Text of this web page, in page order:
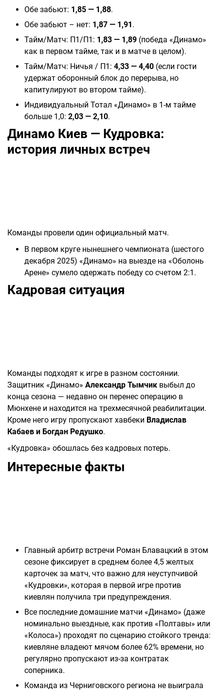
Обе забьют: 1,85 — 1,88.
Обе забьют – нет: 1,87 — 1,91.
Тайм/Матч: П1/П1: 1,83 — 1,89 (победа «Динамо»
как в первом тайме, так и в матче в целом).
Тайм/Матч: Ничья / П1: 4,33 — 4,40 (если гости
удержат оборонный блок до перерыва, но
капитулируют во втором тайме).
Индивидуальный Тотал «Динамо» в 1-м тайме
больше 1,0: 2,03 — 2,10.
Динамо Киев — Кудровка:
история личных встреч
Команды провели один официальный матч.
В первом круге нынешнего чемпионата (шестого
декабря 2025) «Динамо» на выезде на «Оболонь
Арене» сумело одержать победу со счетом 2:1.
Кадровая ситуация
Команды подходят к игре в разном состоянии.
Защитник «Динамо» Александр Тымчик выбыл до
конца сезона — недавно он перенес операцию в
Мюнхене и находится на трехмесячной реабилитации.
Кроме него игру пропускают хавбеки Владислав
Кабаев и Богдан Редушко.
«Кудровка» обошлась без кадровых потерь.
Интересные факты
Главный арбитр встречи Роман Блавацкий в этом
сезоне фиксирует в среднем более 4,5 желтых
карточек за матч, что важно для неуступчивой
«Кудровки», которая в первой игре против
киевлян получила три предупреждения.
Все последние домашние матчи «Динамо» (даже
номинально выездные, как против «Полтавы» или
«Колоса») проходят по сценарию стойкого тренда:
киевляне владеют мячом более 62% времени, но
регулярно пропускают из-за контратак
соперника.
Команда из Черниговского региона не выиграла